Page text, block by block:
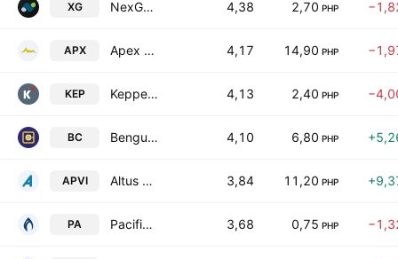
XG NexGen Energy Corp 4,38 2,70 PHP
APX Apex Mining Co. Inc. 4,17 14,90 PHP
KEP Keppel Philippines Properties, Inc. 4,13 2,40 PHP
BC Benguet Corp. Class A 4,10 6,80 PHP
APVI Altus Property Ventures, Inc. 3,84 11,20 PHP
PA Pacifica Holdings, Inc. 3,68 0,75 PHP